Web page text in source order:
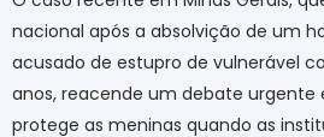
nacional após a absolvição de um
acusado de estupro de vulnerável
anos, reacende um debate urgente
protege as meninas quando as